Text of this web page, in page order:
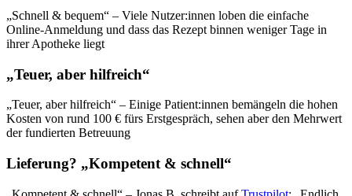
„Schnell & bequem“ – Viele Nutzer:innen loben die einfache
Online-Anmeldung und dass das Rezept binnen weniger Tage in
ihrer Apotheke liegt
„Teuer, aber hilfreich“
„Teuer, aber hilfreich“ – Einige Patient:innen bemängeln die hohen
Kosten von rund 100 € fürs Erstgespräch, sehen aber den Mehrwert
der fundierten Betreuung
Lieferung? „Kompetent & schnell“